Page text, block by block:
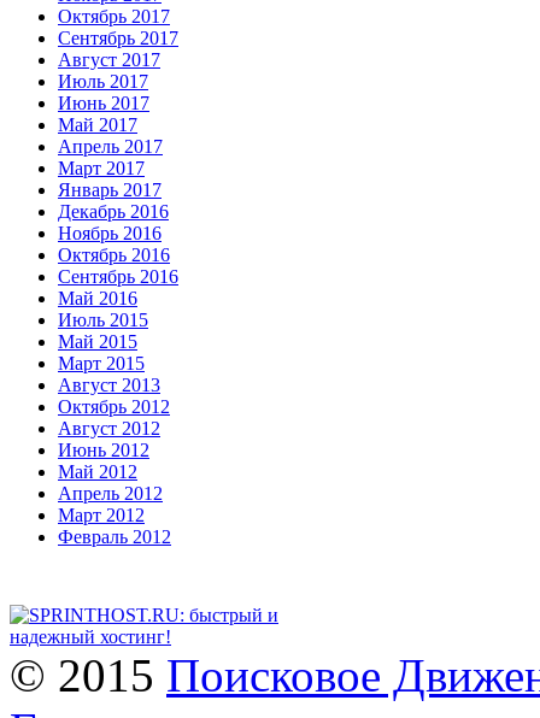
Октябрь 2017
Сентябрь 2017
Август 2017
Июль 2017
Июнь 2017
Май 2017
Апрель 2017
Март 2017
Январь 2017
Декабрь 2016
Ноябрь 2016
Октябрь 2016
Сентябрь 2016
Май 2016
Июль 2015
Май 2015
Март 2015
Август 2013
Октябрь 2012
Август 2012
Июнь 2012
Май 2012
Апрель 2012
Март 2012
Февраль 2012
© 2015 Поисковое